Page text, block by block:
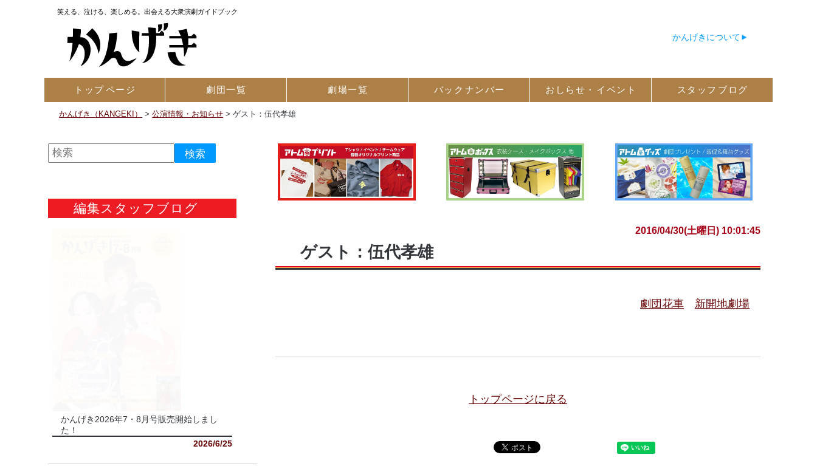
笑える、泣ける、楽しめる。出会える大衆演劇ガイドブック
かんげきについて
トップページ 劇団一覧 劇場一覧 バック ナンバー おしらせ・ イベント スタッフ ブログ
かんげき（KANGEKI） >公演情報・お知らせ >ゲスト：伍代孝雄
2016/04/30(土曜日) 10:01:45
ゲスト：伍代孝雄
劇団花車 新開地劇場
トップページに戻る
編集スタッフブログ
かんげき2026年7・8月号販売開始しまし
た！
2026/6/25